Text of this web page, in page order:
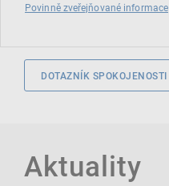
Povinně zveřejňované informace
DOTAZNÍK SPOKOJENOSTI
Aktuality